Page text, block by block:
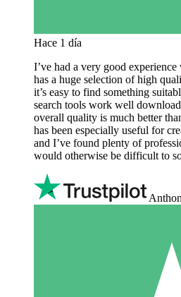
Hace 1 día
I’ve had a very good
has a huge selection of high
it’s easy to find something
search tools work well
overall quality is much better
has been especially useful for
and I’ve found plenty of
would otherwise be difficult to